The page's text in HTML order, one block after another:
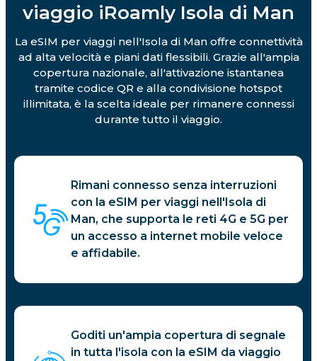
viaggio iRoamly Isola di Man
La eSIM per viaggi nell'Isola di Man offre connettività
ad alta velocità e piani dati flessibili. Grazie all'ampia
copertura nazionale, all'attivazione istantanea
tramite codice QR e alla condivisione hotspot
illimitata, è la scelta ideale per rimanere connessi
durante tutto il viaggio.
Rimani connesso senza interruzioni
con la eSIM per viaggi nell'Isola di
Man, che supporta le reti 4G e 5G per
un accesso a internet mobile veloce
e affidabile.
Goditi un'ampia copertura di segnale
in tutta l'isola con la eSIM da viaggio